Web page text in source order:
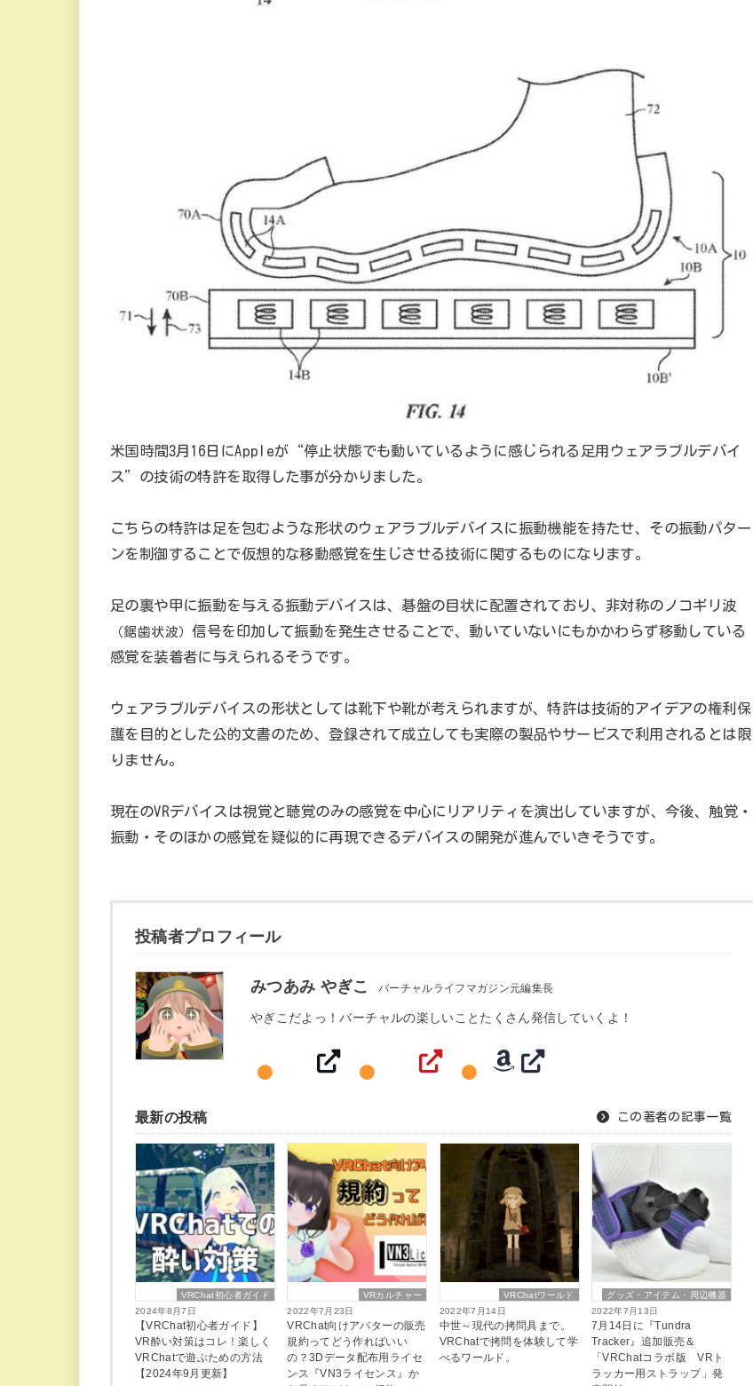
米国時間3月16日にAppleが“停止状態でも動いているように感じられる足用ウェアラブルデバイ
ス”の技術の特許を取得した事が分かりました。
こちらの特許は足を包むような形状のウェアラブルデバイスに振動機能を持たせ、その振動パター
ンを制御することで仮想的な移動感覚を生じさせる技術に関するものになります。
足の裏や甲に振動を与える振動デバイスは、碁盤の目状に配置されており、非対称のノコギリ波
（鋸歯状波）信号を印加して振動を発生させることで、動いていないにもかかわらず移動している
感覚を装着者に与えられるそうです。
ウェアラブルデバイスの形状としては靴下や靴が考えられますが、特許は技術的アイデアの権利保
護を目的とした公的文書のため、登録されて成立しても実際の製品やサービスで利用されるとは限
りません。
現在のVRデバイスは視覚と聴覚のみの感覚を中心にリアリティを演出していますが、今後、触覚・
振動・そのほかの感覚を疑似的に再現できるデバイスの開発が進んでいきそうです。
投稿者プロフィール
みつあみ やぎこ バーチャルライフマガジン元編集長
やぎこだよっ！バーチャルの楽しいことたくさん発信していくよ！
最新の投稿 この著者の記事一覧
VRChat初心者ガイド
2024年8月7日
【VRChat初心者ガイド】
VR酔い対策はコレ！楽しく
VRChatで遊ぶための方法
【2024年9月更新】
VRカルチャー
2022年7月23日
VRChat向けアバターの販売
規約ってどう作ればいい
の？3Dデータ配布用ライセ
ンス『VN3ライセンス』か
VRChatワールド
2022年7月14日
中世～現代の拷問具まで。
VRChatで拷問を体験して学
べるワールド。
グッズ・アイテム・周辺機器
2022年7月13日
7月14日に『Tundra
Tracker』追加販売＆
「VRChatコラボ版 VRト
ラッカー用ストラップ」発